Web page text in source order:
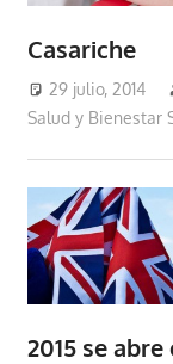
Casariche
29 julio, 2014
Salud y Bienestar
2015 se